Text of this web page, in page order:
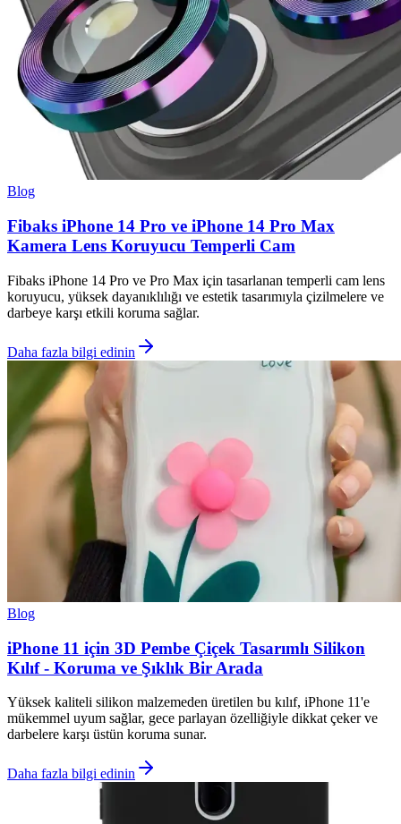
Blog
Fibaks iPhone 14 Pro ve iPhone 14 Pro Max
Kamera Lens Koruyucu Temperli Cam
Fibaks iPhone 14 Pro ve Pro Max için tasarlanan temperli cam lens
koruyucu, yüksek dayanıklılığı ve estetik tasarımıyla çizilmelere ve
darbeye karşı etkili koruma sağlar.
Daha fazla bilgi edinin
Blog
iPhone 11 için 3D Pembe Çiçek Tasarımlı Silikon
Kılıf - Koruma ve Şıklık Bir Arada
Yüksek kaliteli silikon malzemeden üretilen bu kılıf, iPhone 11'e
mükemmel uyum sağlar, gece parlayan özelliğiyle dikkat çeker ve
darbelere karşı üstün koruma sunar.
Daha fazla bilgi edinin